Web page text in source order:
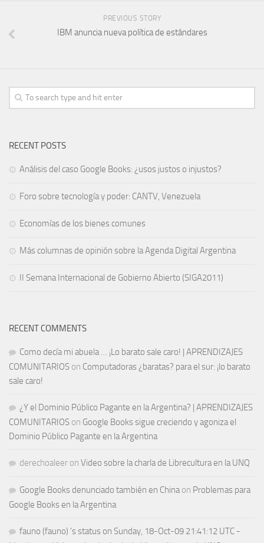
PREVIOUS STORY
IBM anuncia nueva política de estándares
RECENT POSTS
Análisis del caso Google Books: ¿usos justos o injustos?
Foro sobre tecnología y poder: CANTV, Venezuela
Economías de los bienes comunes
Más columnas de opinión sobre la Agenda Digital Argentina
II Semana Internacional de Gobierno Abierto (SIGA2011)
RECENT COMMENTS
Como decía mi abuela … ¡Lo barato sale caro! | APRENDIZAJES
COMUNITARIOS on Computadoras ¿baratas? para el sur: ¡lo barato
sale caro!
¿Y el Dominio Público Pagante en la Argentina? | APRENDIZAJES
COMUNITARIOS on Google Books sigue creciendo y agoniza el
Dominio Público Pagante en la Argentina
derechoaleer on Video sobre la charla de Librecultura en la UNQ
Google Books denunciado también en Chinaon Problemas para
Google Books en la Argentina
fauno (fauno) 's status on Sunday, 18-Oct-09 21:41:12 UTC -